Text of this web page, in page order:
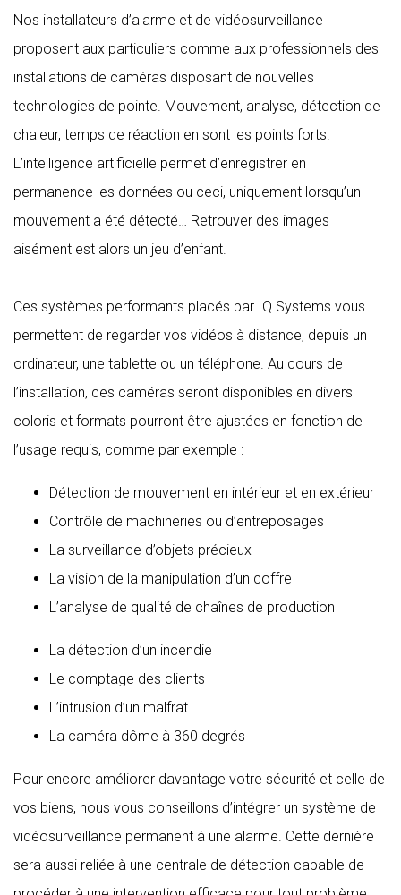
Nos installateurs d’alarme et de vidéosurveillance
proposent aux particuliers comme aux professionnels des
installations de caméras disposant de nouvelles
technologies de pointe. Mouvement, analyse, détection de
chaleur, temps de réaction en sont les points forts.
L’intelligence artificielle permet d’enregistrer en
permanence les données ou ceci, uniquement lorsqu’un
mouvement a été détecté… Retrouver des images
aisément est alors un jeu d’enfant.
Ces systèmes performants placés par IQ Systems vous
permettent de regarder vos vidéos à distance, depuis un
ordinateur, une tablette ou un téléphone. Au cours de
l’installation, ces caméras seront disponibles en divers
coloris et formats pourront être ajustées en fonction de
l’usage requis, comme par exemple :
Détection de mouvement en intérieur et en extérieur
Contrôle de machineries ou d’entreposages
La surveillance d’objets précieux
La vision de la manipulation d’un coffre
L’analyse de qualité de chaînes de production
La détection d’un incendie
Le comptage des clients
L’intrusion d’un malfrat
La caméra dôme à 360 degrés
Pour encore améliorer davantage votre sécurité et celle de
vos biens, nous vous conseillons d’intégrer un système de
vidéosurveillance permanent à une alarme. Cette dernière
sera aussi reliée à une centrale de détection capable de